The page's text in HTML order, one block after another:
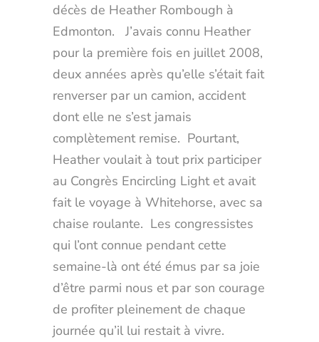
décès de Heather Rombough à
Edmonton. J’avais connu Heather
pour la première fois en juillet 2008,
deux années après qu’elle s’était fait
renverser par un camion, accident
dont elle ne s’est jamais
complètement remise. Pourtant,
Heather voulait à tout prix participer
au Congrès Encircling Light et avait
fait le voyage à Whitehorse, avec sa
chaise roulante. Les congressistes
qui l’ont connue pendant cette
semaine-là ont été émus par sa joie
d’être parmi nous et par son courage
de profiter pleinement de chaque
journée qu’il lui restait à vivre.